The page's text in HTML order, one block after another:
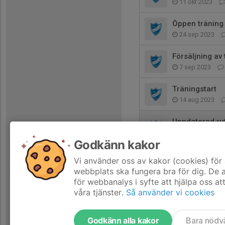
11 okt 2023
Öppen
24 sep 2023
Försäljning
7 sep 2023
Träningstart
14 aug 2023
Uppdaterad
2 mar 2023
Godkänn kakor
Vi använder oss av kakor (cookies)
webbplats ska fungera bra för dig. De
för webbanalys i syfte att hjälpa oss
våra tjänster. Så använder vi cookies
Godkänn alla kakor Bara